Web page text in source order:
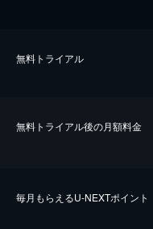
無料トライアル
無料トライアル後の⽉額料金
毎⽉もらえるU-NEXTポイント